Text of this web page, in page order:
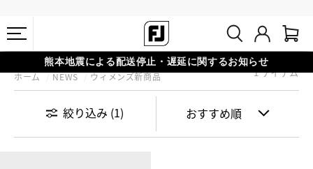
熊本地震による配送停止・遅延に関するお知らせ
#1 SHOE IN GOLF #1 GLOVE IN GOLF
会員特典リニューアル 5,500円（税込）以上で送料無料 非会員様は
ホーム NEWS ウィメンズ新商品 1 アイテム
絞り込み (1)